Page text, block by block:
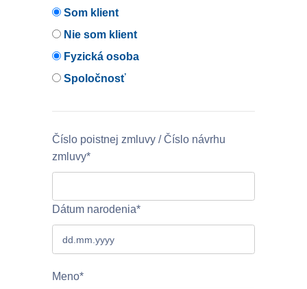
Som klient
Nie som klient
Fyzická osoba
Spoločnosť
Číslo poistnej zmluvy / Číslo návrhu
zmluvy*
Dátum narodenia*
Meno*